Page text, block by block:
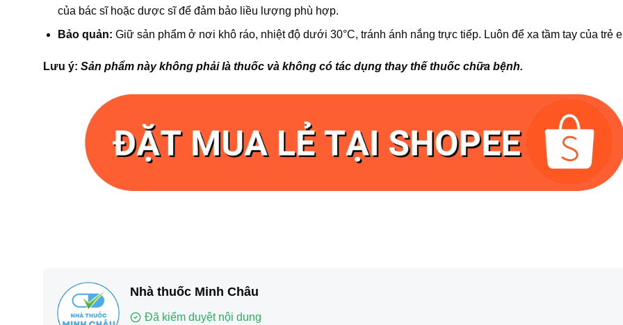
của bác sĩ hoặc dược sĩ để đảm bảo liều lượng phù hợp.
Bảo quản: Giữ sản phẩm ở nơi khô ráo, nhiệt độ dưới 30°C, tránh ánh nắng trực tiếp. Luôn để xa tầm tay của trẻ
Lưu ý: Sản phẩm này không phải là thuốc và không có tác dụng thay thế thuốc chữa bệnh.
Nhà thuốc Minh Châu
Đã kiểm duyệt nội dung